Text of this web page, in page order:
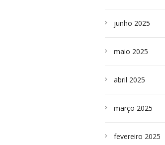
junho 2025
maio 2025
abril 2025
março 2025
fevereiro 2025